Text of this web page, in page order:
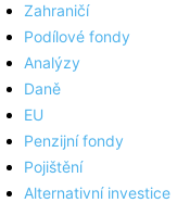
Zahraničí
Podílové fondy
Analýzy
Daně
EU
Penzijní fondy
Pojištění
Alternativní investice